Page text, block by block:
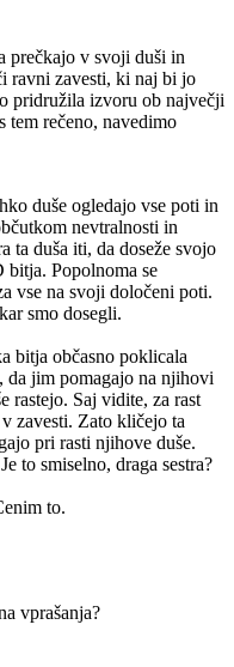
prečkajo v svoji duši in
ravni zavesti, ki naj bi jo
pridružila izvoru ob največji
tem rečeno, navedimo
duše ogledajo vse poti in
nevtralnosti in
ta duša iti, da doseže svojo
bitja. Popolnoma se
vse na svoji določeni poti.
smo dosegli.
bitja občasno poklicala
da jim pomagajo na njihovi
rastejo. Saj vidite, za rast
zavesti. Zato kličejo ta
pri rasti njihove duše.
to smiselno, draga sestra?
to.
vprašanja?